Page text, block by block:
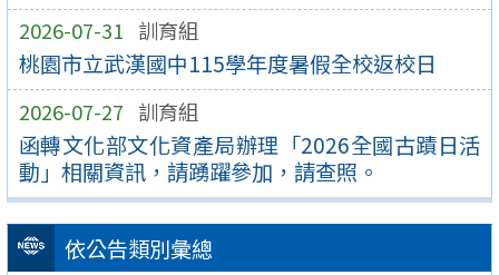
2026-07-31 訓育組
桃園市立武漢國中115學年度暑假全校返校日
2026-07-27 訓育組
函轉文化部文化資產局辦理「2026全國古蹟日活
動」相關資訊，請踴躍參加，請查照。
依公告類別彙總